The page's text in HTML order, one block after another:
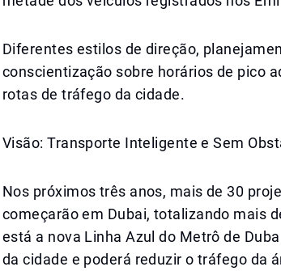
Diferentes estilos de direção,
conscientização sobre horários de pico
rotas de tráfego da cidade.
Visão: Transporte Inteligente e Sem
Nos próximos três anos, mais de 30
começarão em Dubai, totalizando mais
está a nova Linha Azul do Metrô de
da cidade e poderá reduzir o tráfego da